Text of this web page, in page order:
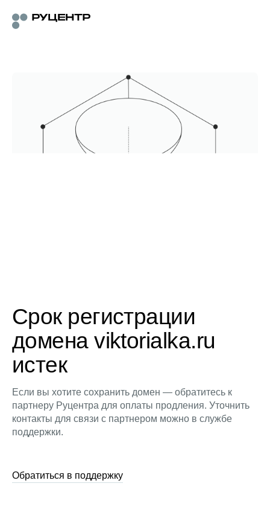
Срок регистрации
домена viktorialka.ru
истек
Если вы хотите сохранить домен — обратитесь к
партнеру Руцентра для оплаты продления. Уточнить
контакты для связи с партнером можно в службе
поддержки.
Обратиться в поддержку